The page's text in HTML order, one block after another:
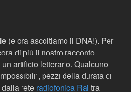
(e ora ascoltiamo il DNA!). Per
di più il nostro racconto
artificio letterario. Qualcuno
pezzi della durata di
rete radiofonica Rai tra